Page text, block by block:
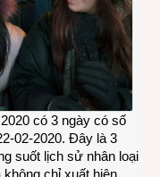
có 3 ngày có số
02-2020. Đây là 3
suốt lịch sử nhân loại
chỉ xuất hiện